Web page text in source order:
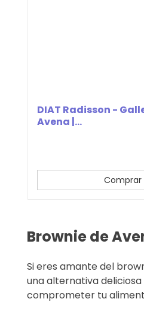
DIAT Radisson -
Avena |...
Comprar
Brownie de
Si eres amante del
una alternativa
comprometer tu